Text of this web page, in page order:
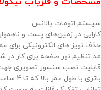
سیستم اتومات بالانس
کارایی در زمین‌های پست و ناهموار
حذف نویز های الکترونیکی برای
مد تنظیم نور صفحه برای کار در
قابلیت نصب سنسور تصویری
باتری با طول عمر بالا که تا 4 ساعت استفاده مداوم را فراهم می کند.